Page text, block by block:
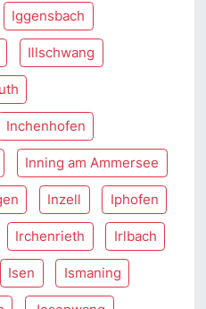
Iggensbach
Illschwang
Inchenhofen
Inning am Ammersee
Inzell Iphofen
Irchenrieth Irlbach
Isen Ismaning